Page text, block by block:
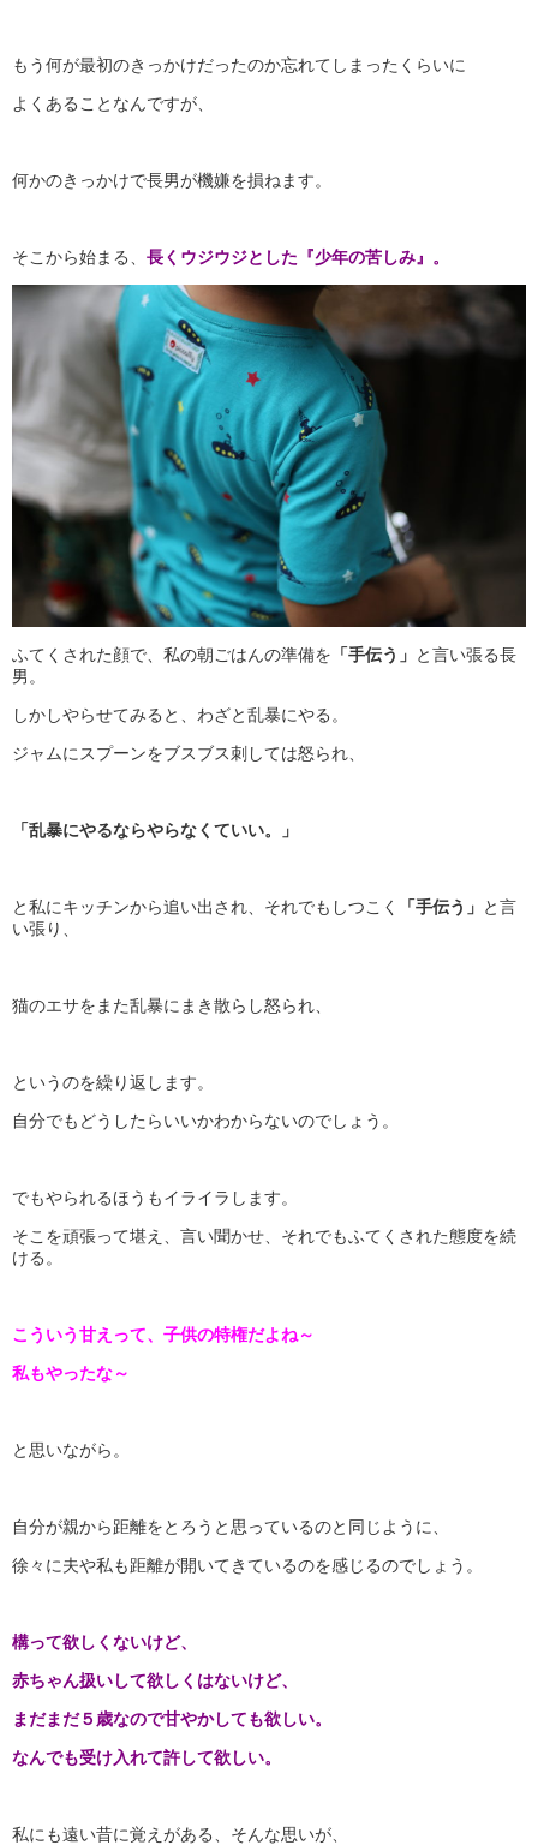
もう何が最初のきっかけだったのか忘れてしまったくらいに
よくあることなんですが、
何かのきっかけで長男が機嫌を損ねます。
そこから始まる、 長くウジウジとした『少年の苦しみ』。
ふてくされた顔で、私の朝ごはんの準備を 「手伝う」
と言い張る長
男。
しかしやらせてみると、わざと乱暴にやる。
ジャムにスプーンをブスブス刺しては怒られ、
「乱暴にやるならやらなくていい。」
と私にキッチンから追い出され、それでもしつこく 「手伝う」
と言
い張り、
猫のエサをまた乱暴にまき散らし怒られ、
というのを繰り返します。
自分でもどうしたらいいかわからないのでしょう。
でもやられるほうもイライラします。
そこを頑張って堪え、言い聞かせ、それでもふてくされた態度を続
ける。
こういう甘えって、子供の特権だよね～
私もやったな～
と思いながら。
自分が親から距離をとろうと思っているのと同じように、
徐々に夫や私も距離が開いてきているのを感じるのでしょう。
構って欲しくないけど、
赤ちゃん扱いして欲しくはないけど、
まだまだ５歳なので甘やかしても欲しい。
なんでも受け入れて許して欲しい。
私にも遠い昔に覚えがある、そんな思いが、